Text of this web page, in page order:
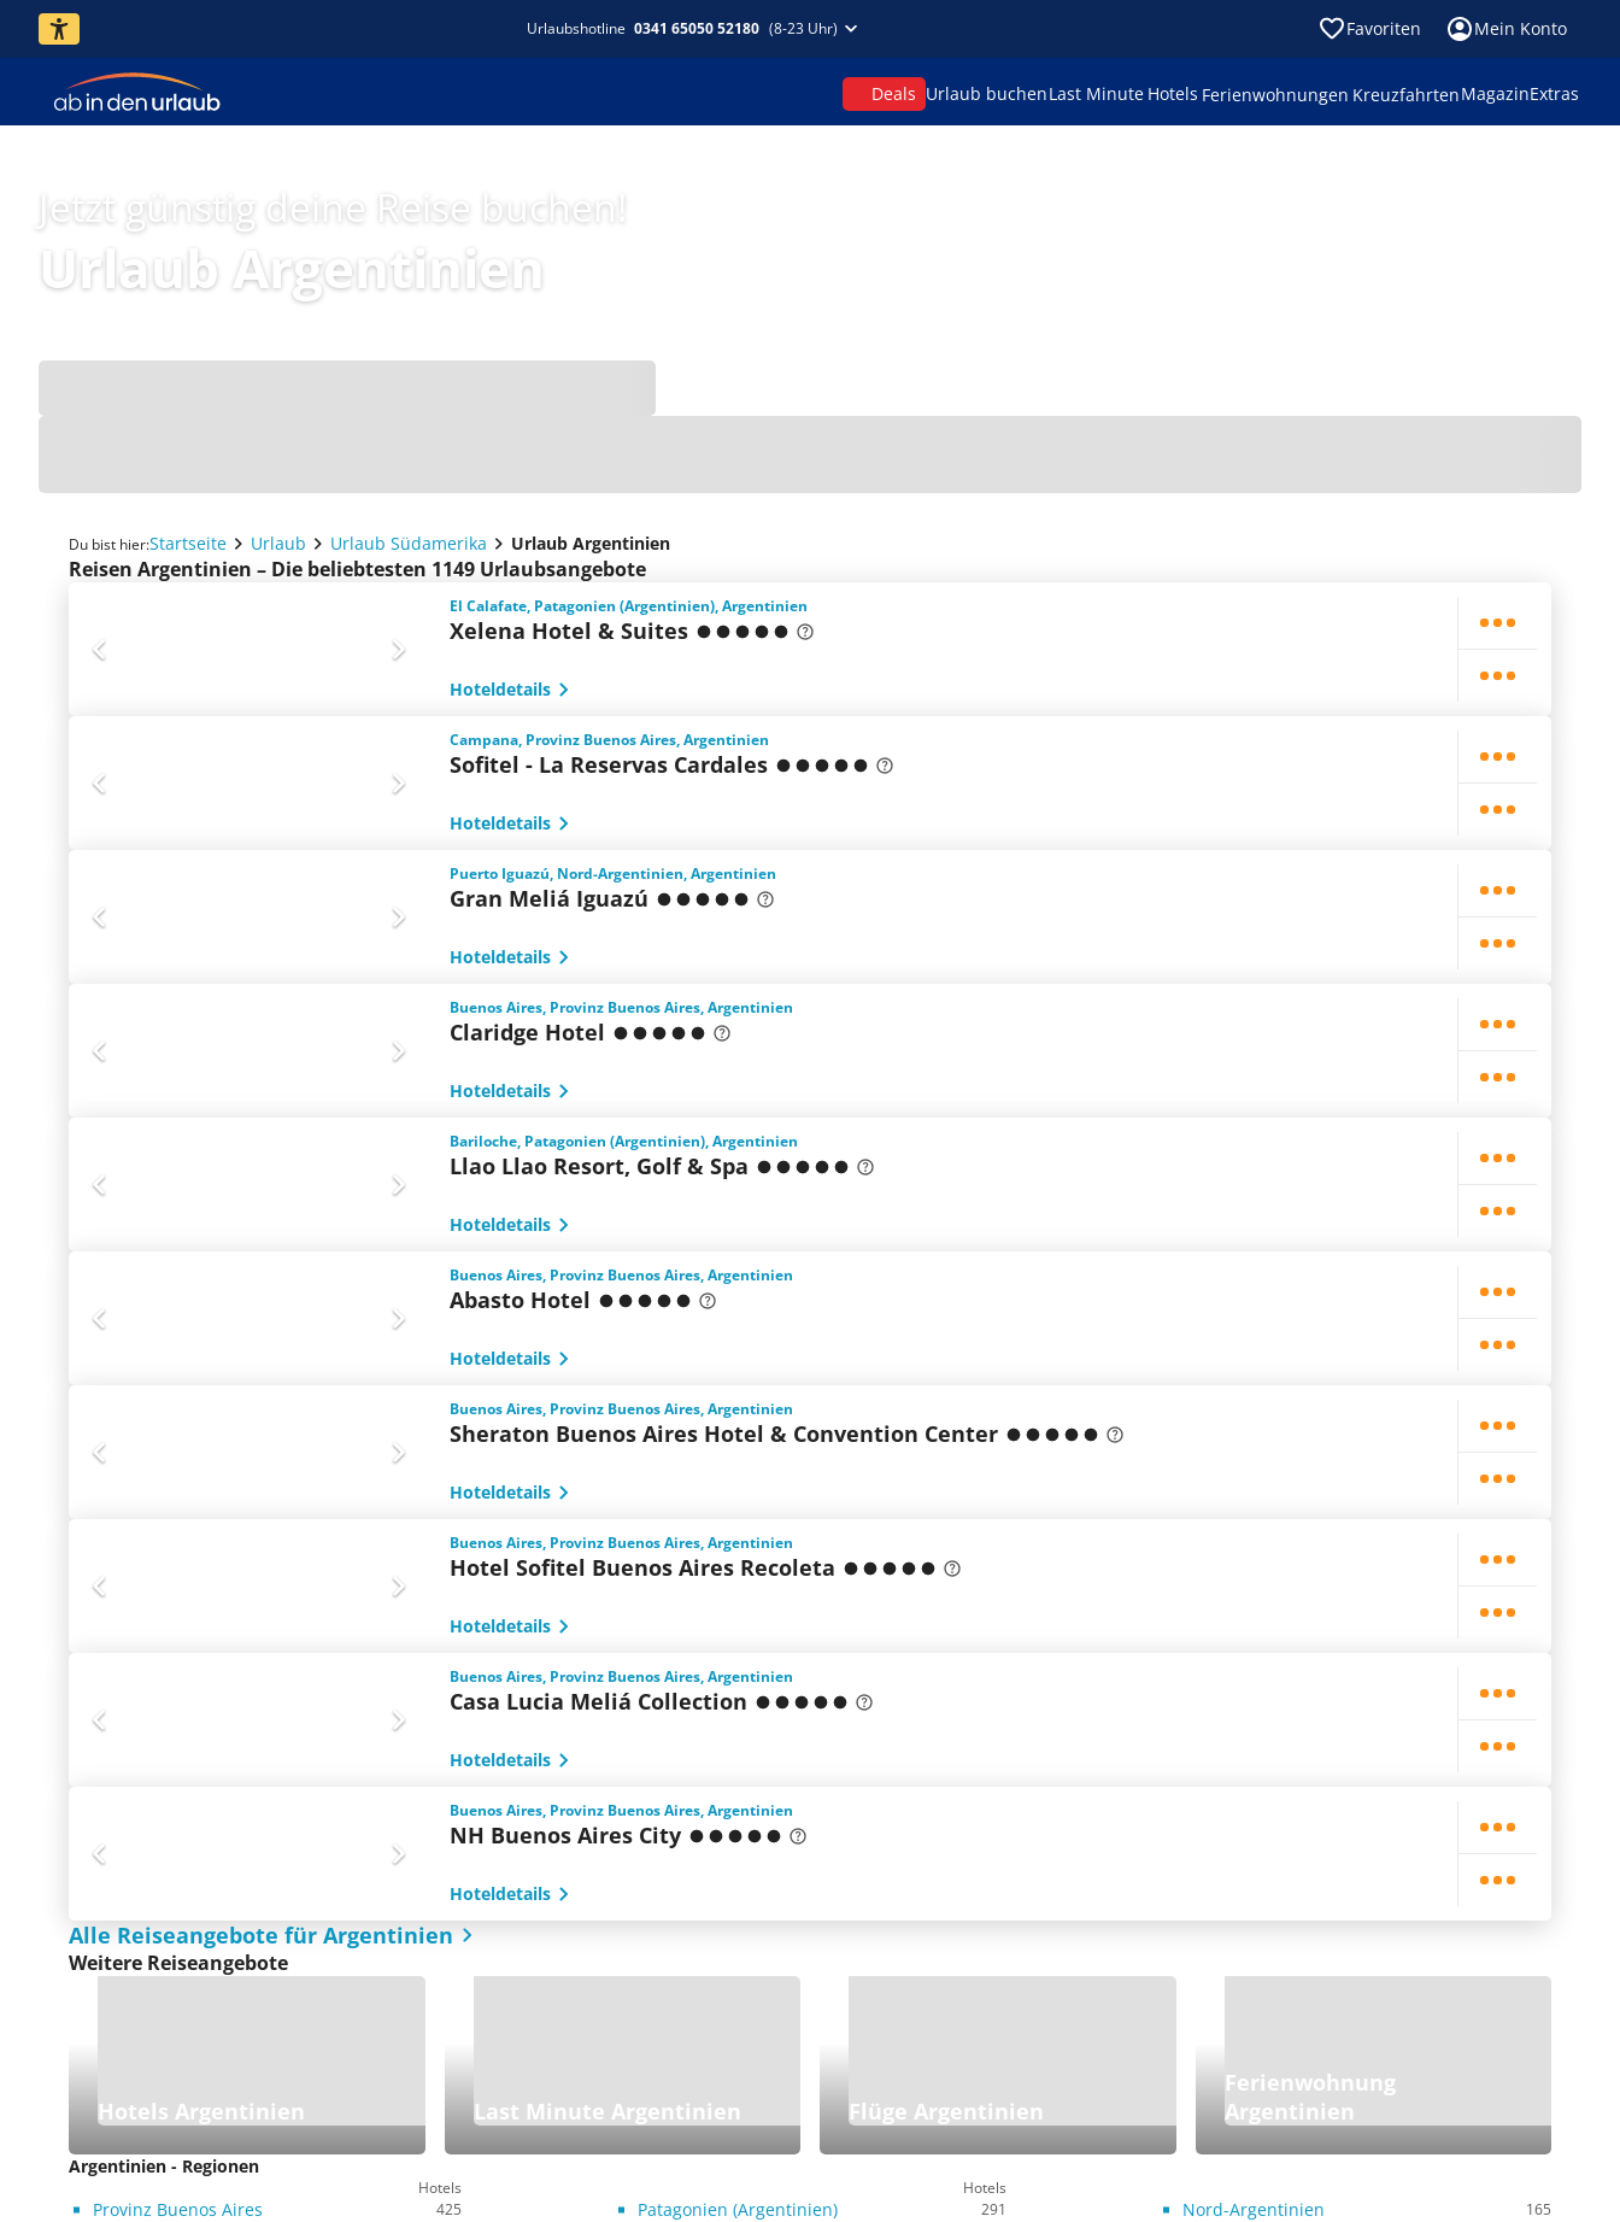
Urlaubshotline 0341 65050 52180 (8-23 Uhr) Favoriten Mein Konto
Deals Urlaub buchenLast Minute Hotels Ferienwohnungen KreuzfahrtenMagazinExtras
Jetzt günstig deine Reise buchen!
Urlaub Argentinien
Du bist hier:Startseite Urlaub Urlaub Südamerika Urlaub Argentinien
Reisen Argentinien – Die beliebtesten 1149 Urlaubsangebote
El Calafate, Patagonien (Argentinien), Argentinien
Xelena Hotel & Suites
Hoteldetails
Campana, Provinz Buenos Aires, Argentinien
Sofitel - La Reservas Cardales
Hoteldetails
Puerto Iguazú, Nord-Argentinien, Argentinien
Gran Meliá Iguazú
Hoteldetails
Buenos Aires, Provinz Buenos Aires, Argentinien
Claridge Hotel
Hoteldetails
Bariloche, Patagonien (Argentinien), Argentinien
Llao Llao Resort, Golf & Spa
Hoteldetails
Buenos Aires, Provinz Buenos Aires, Argentinien
Abasto Hotel
Hoteldetails
Buenos Aires, Provinz Buenos Aires, Argentinien
Sheraton Buenos Aires Hotel & Convention Center
Hoteldetails
Buenos Aires, Provinz Buenos Aires, Argentinien
Hotel Sofitel Buenos Aires Recoleta
Hoteldetails
Buenos Aires, Provinz Buenos Aires, Argentinien
Casa Lucia Meliá Collection
Hoteldetails
Buenos Aires, Provinz Buenos Aires, Argentinien
NH Buenos Aires City
Hoteldetails
Alle Reiseangebote für Argentinien
Weitere Reiseangebote
Hotels Argentinien Last Minute Argentinien Flüge Argentinien
Ferienwohnung
Argentinien
Argentinien - Regionen
Hotels Hotels
Provinz Buenos Aires 425 Patagonien (Argentinien) 291 Nord-Argentinien 165